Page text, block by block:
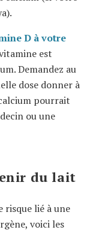
D à votre
est
Demandez au
dose donner à
pourrait
ou une
du lait
risque lié à une
voici les